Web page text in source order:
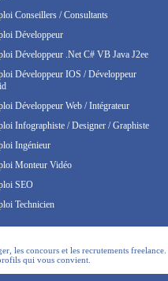
Conseillers / Consultants
Développeur
Développeur .Net C# VB Java J2ee
Développeur IOS / Développeur
Développeur Web / Intégrateur
Infographiste / Designer / Graphiste
Ingénieur
Monteur Vidéo
SEO
Technicien
les concours et les recrutements freelance.
qui vous convient.